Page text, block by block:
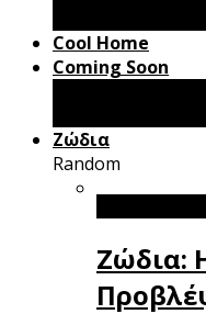
Cool Home
Coming Soon
Ζώδια
Random
Ζώδια: